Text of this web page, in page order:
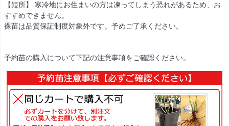
【短所】 寒冷地にお住まいの方は凍ってしまう恐れがあるため、お
すすめできません。
裸苗は品質保証制度対象外です。予めご了承ください。
予約苗の購入について下記の注意事項をご確認ください。